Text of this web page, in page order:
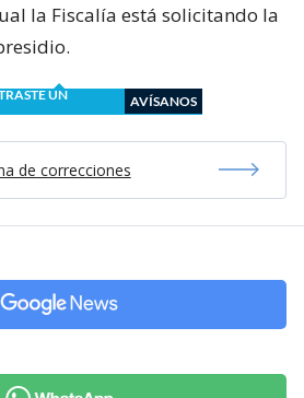
la Fiscalía está solicitando la
UN
AVÍSANOS
de correcciones